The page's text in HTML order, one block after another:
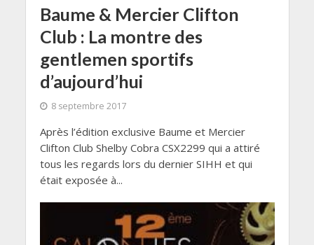
Baume & Mercier Clifton
Club : La montre des
gentlemen sportifs
d’aujourd’hui
8 septembre 2017
Après l’édition exclusive Baume et Mercier
Clifton Club Shelby Cobra CSX2299 qui a attiré
tous les regards lors du dernier SIHH et qui
était exposée à...